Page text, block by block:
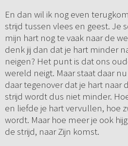
En dan wil ik nog even
strijd tussen vlees en geest. Je
mijn hart nog te vaak naar de
denk jij dan dat je hart minder
neigen? Het punt is dat ons
wereld neigt. Maar staat daar
daar tegenover dat je hart naar
strijd wordt dus niet minder.
en liefde je hart vervullen, hoe
wordt. Maar hoe meer je ook
de strijd, naar Zijn komst.